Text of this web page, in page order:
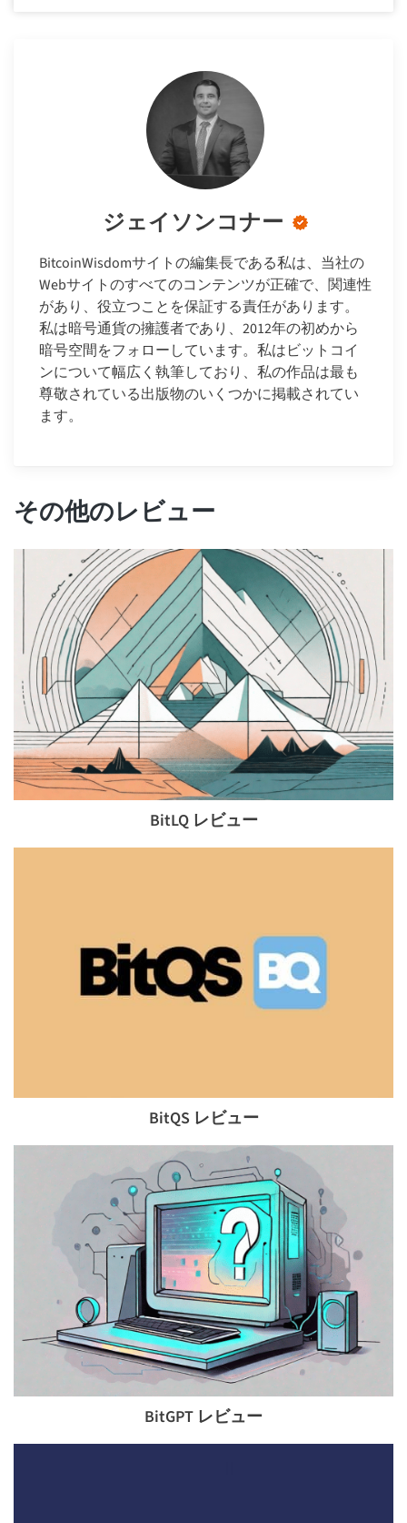
ジェイソンコナー
BitcoinWisdomサイトの編集長である私は、当社の
Webサイトのすべてのコンテンツが正確で、関連性
があり、役立つことを保証する責任があります。
私は暗号通貨の擁護者であり、2012年の初めから
暗号空間をフォローしています。私はビットコイ
ンについて幅広く執筆しており、私の作品は最も
尊敬されている出版物のいくつかに掲載されてい
ます。
その他のレビュー
BitLQ レビュー
BitQS レビュー
BitGPT レビュー